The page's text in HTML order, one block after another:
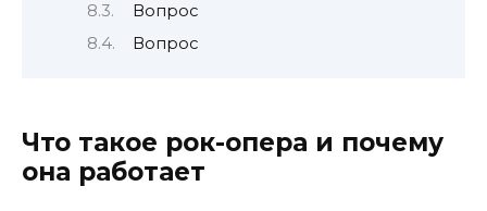
Вопрос
Вопрос
Что такое рок-опера и почему
она работает